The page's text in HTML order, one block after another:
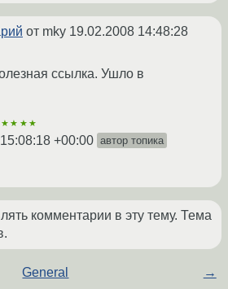
от mky 19.02.2008 14:48:28
ссылка. Ушло в
+00:00 автор топика
комментарии в эту тему. Тема
General →